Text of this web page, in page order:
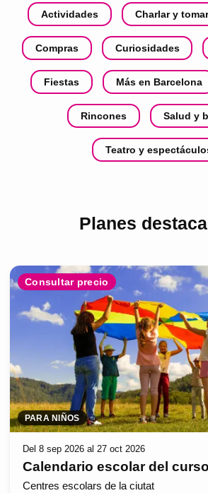
Actividades Charlar y tomar
Compras Curiosidades
Fiestas Más en Barcelona
Rincones Salud y
Teatro y
Planes
Consultar precio
PARA NIÑOS
Del 8 sep 2026 al 27 oct 2026
Calendario escolar del
Centres escolars de la ciutat